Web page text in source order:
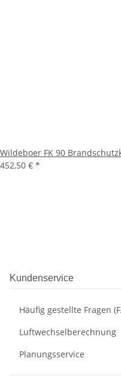
Wildeboer FK 90
452,50 € *
Kundenservice
Häufig gestellte Fragen
Luftwechselberechnung
Planungsservice